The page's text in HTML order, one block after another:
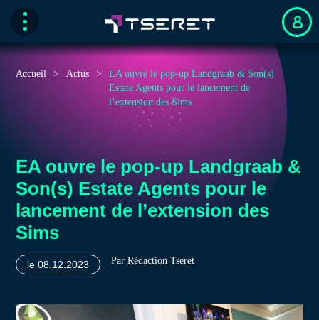
Accueil Actus
EA ouvre le pop-up Landgraab & Son(s)
Estate Agents pour le lancement de
l’extension des Sims
EA ouvre le pop-up Landgraab &
Son(s) Estate Agents pour le
lancement de l’extension des
Sims
le 08.12.2023 ParRédaction Tseret